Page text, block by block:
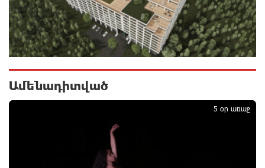
Քրեական վարույթի շրջանակում անձի անձնական
և ընտանեկան կյանքին առնչվող տվյալների
12 ժամ առաջ
հնարավորությունները
Ամենադիտված
5 օր առաջ
1